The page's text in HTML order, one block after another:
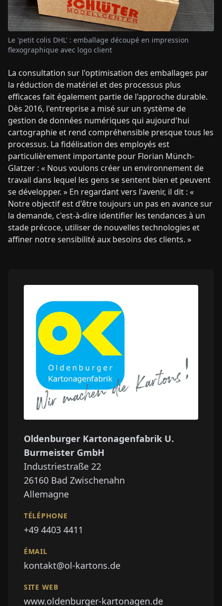
Le 'petit colis DHL' : emballage découpé en impression
flexographique avec logo client
La consultation sur l'optimisation des emballages par
la réduction de matériel et des processus plus
efficaces fait également partie de l'approche durable.
Dès 2016, l'entreprise a misé sur un système de
gestion de données numériques qui aujourd'hui
cartographie et rend compréhensible presque tous les
processus. La fidélisation des employés est
particulièrement importante pour Florian Münch-
Glatzer : « Nous voulons créer un environnement de
travail dans lequel les gens se sentent bien et peuvent
se développer. » En regardant vers l'avenir, il dit : «
Notre objectif est d'être toujours un pas en avance sur
la demande, c'est-à-dire identifier les tendances à un
stade précoce, utiliser de nouvelles technologies et
affiner notre sensibilité aux besoins des clients. »
Oldenburger Kartonagenfabrik U.
Burmeister GmbH
Industriestraße 22
26160 Bad Zwischenahn
Allemagne
TÉLÉPHONE
+49 4403 4411
ÉMAIL
kontakt@ol-kartons.de
SITE WEB
www.oldenburger-kartonagen.de